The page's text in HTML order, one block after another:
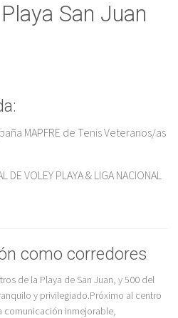
San Juan
MAPFRE de Tenis Veteranos/as
DE VOLEY PLAYA & LIGA NACIONAL
como corredores
de la Playa de San Juan, y 500 del
y privilegiado.Próximo al centro
comunicación inmejorable,